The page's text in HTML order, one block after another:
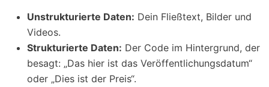
Unstrukturierte Daten: Dein Fließtext, Bilder und
Videos.
Strukturierte Daten: Der Code im Hintergrund, der
besagt: „Das hier ist das Veröffentlichungsdatum“
oder „Dies ist der Preis“.